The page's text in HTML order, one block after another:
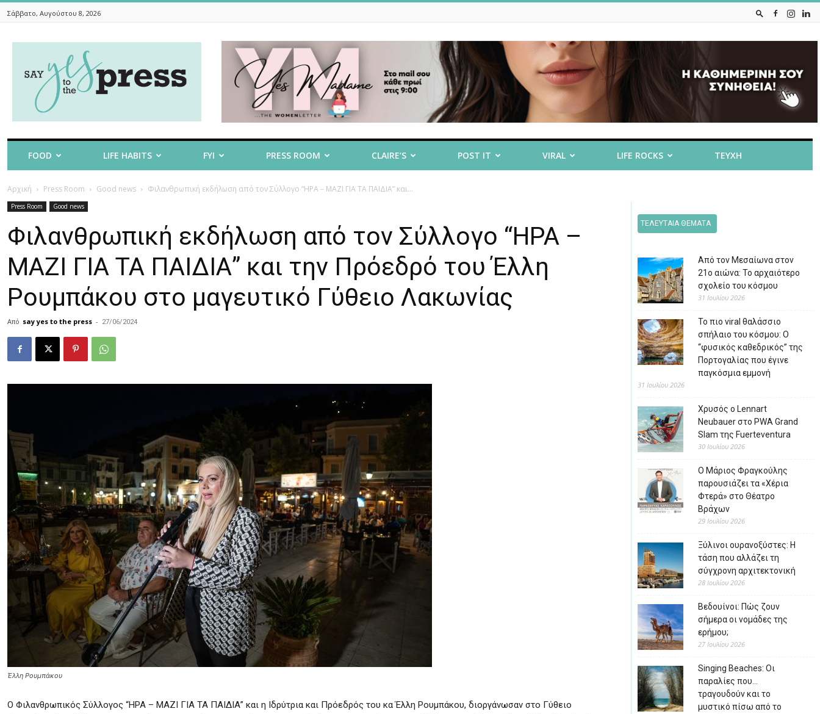
Σάββατο, Αυγούστου 8, 2026
To
The
FOOD LIFE HABITS FYI PRESS ROOM CLAIRE’S POST IT VIRAL LIFE ROCKS ΤΕΥΧΗ
Αρχική Press Room Good news Φιλανθρωπική εκδήλωση από τον Σύλλογο “ΗΡΑ – ΜΑΖΙ ΓΙΑ ΤΑ ΠΑΙΔΙΑ” και...
Press Room Good news
Φιλανθρωπική εκδήλωση από τον Σύλλογο “ΗΡΑ –
ΜΑΖΙ ΓΙΑ ΤΑ ΠΑΙΔΙΑ” και την Πρόεδρό του Έλλη
Ρουμπάκου στο μαγευτικό Γύθειο Λακωνίας
Από say yes to the press - 27/06/2024
Έλλη Ρουμπάκου
O Φιλανθρωπικός Σύλλογος “ΗΡΑ – ΜΑΖΙ ΓΙΑ ΤΑ ΠΑΙΔΙΑ” και η Ιδρύτρια και Πρόεδρός του κα Έλλη Ρουμπάκου, διοργάνωσαν στο Γύθειο
ΤΕΛΕΥΤΑΙΑ ΘΕΜΑΤΑ
Από τον Μεσαίωνα στον
21ο αιώνα: Το αρχαιότερο
σχολείο του κόσμου
31 Ιουλίου 2026
Το πιο viral θαλάσσιο
σπήλαιο του κόσμου: Ο
“φυσικός καθεδρικός” της
Πορτογαλίας που έγινε
παγκόσμια εμμονή
31 Ιουλίου 2026
Χρυσός ο Lennart
Neubauer στο PWA Grand
Slam της Fuerteventura
30 Ιουλίου 2026
Ο Μάριος Φραγκούλης
παρουσιάζει τα «Χέρια
Φτερά» στο Θέατρο
Βράχων
29 Ιουλίου 2026
Ξύλινοι ουρανοξύστες: Η
τάση που αλλάζει τη
σύγχρονη αρχιτεκτονική
28 Ιουλίου 2026
Βεδουίνοι: Πώς ζουν
σήμερα οι νομάδες της
ερήμου;
27 Ιουλίου 2026
Singing Beaches: Οι
παραλίες που…
τραγουδούν και το
μυστικό πίσω από το